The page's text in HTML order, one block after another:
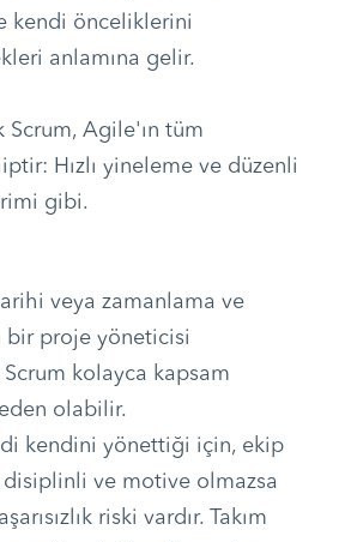
kendi önceliklerini
anlamına gelir.
Scrum, Agile'ın tüm
Hızlı yineleme ve düzenli
gibi.
veya zamanlama ve
bir proje yöneticisi
Scrum kolayca kapsam
olabilir.
kendini yönettiği için, ekip
disiplinli ve motive olmazsa
riski vardır. Takım